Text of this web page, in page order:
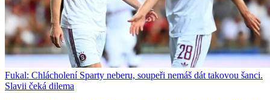
Fukal: Chlácholení Sparty neberu, soupeři nemáš dát takovou šanci.
Slavii čeká dilema